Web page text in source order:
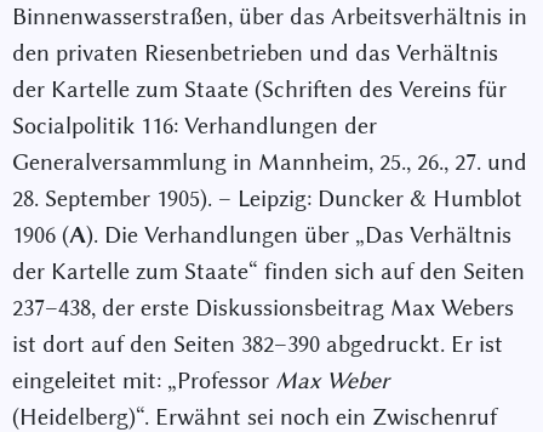
Binnenwasserstraßen, über das Arbeitsverhältnis in
den privaten Riesenbetrieben und das Verhältnis
der Kartelle zum Staate (Schriften des Vereins für
Socialpolitik 116: Verhandlungen der
Generalversammlung in Mannheim, 25., 26., 27. und
28. September 1905). – Leipzig: Duncker & Humblot
1906 (A). Die Verhandlungen über „Das Verhältnis
der Kartelle zum Staate“ finden sich auf den Seiten
237–438, der erste Diskussionsbeitrag Max Webers
ist dort auf den Seiten 382–390 abgedruckt. Er ist
eingeleitet mit: „Professor Max Weber
(Heidelberg)“. Erwähnt sei noch ein Zwischenruf